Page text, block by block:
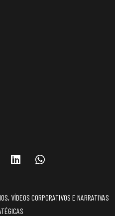
VÍDEOS CORPORATIVOS E NARRATIVAS